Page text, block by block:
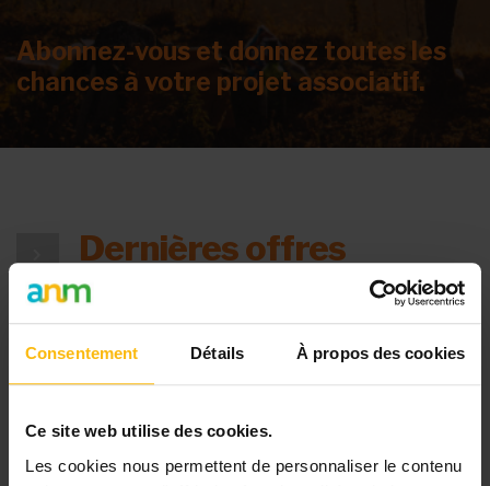
Consentement Détails À propos des cookies
Ce site web utilise des cookies.
Les cookies nous permettent de personnaliser le contenu
Abonnez-vous et donnez toutes les
chances à votre projet associatif.
Dernières offres
d’emploi
Poster une offre
Voir les118offres